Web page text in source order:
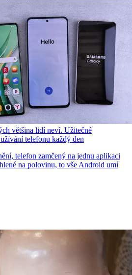
většina lidí neví. Užitečné
telefonu každý den
telefon zamčený na jednu aplikaci
na polovinu, to vše Android umí